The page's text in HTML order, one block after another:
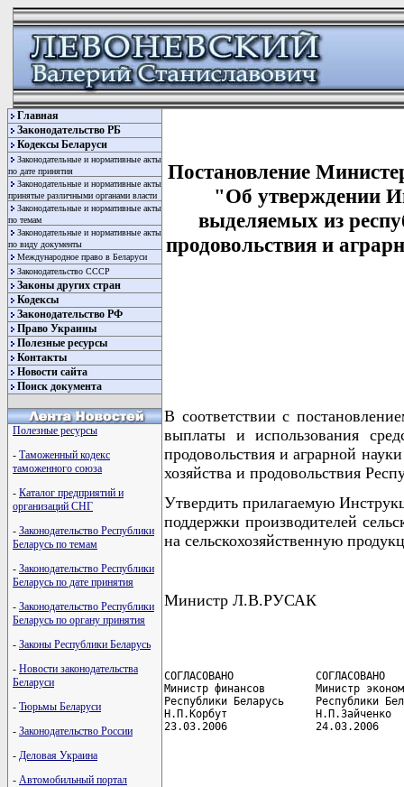
Главная
Законодательство РБ
Кодексы Беларуси
Законодательные и нормативные акты
по дате принятия
Законодательные и нормативные акты
принятые различными органами власти
Законодательные и нормативные акты
по темам
Законодательные и нормативные акты
по виду документы
Международное право в Беларуси
Законодательство СССР
Законы других стран
Кодексы
Законодательство РФ
Право Украины
Полезные ресурсы
Контакты
Новости сайта
Поиск документа
Полезные ресурсы
- Таможенный кодекс
таможенного союза
- Каталог предприятий и
организаций СНГ
- Законодательство Республики
Беларусь по темам
- Законодательство Республики
Беларусь по дате принятия
- Законодательство Республики
Беларусь по органу принятия
- Законы Республики Беларусь
- Новости законодательства
Беларуси
- Тюрьмы Беларуси
- Законодательство России
- Деловая Украина
- Автомобильный портал
Постановление
"Об утверждении
выделяемых из
продовольствия и
В соответствии с
выплаты и использования
продовольствия и аграрной
хозяйства и продовольствия
Утвердить прилагаемую
поддержки производителей
на сельскохозяйственную
Министр Л.В.РУСАК
СОГЛАСОВАНО             СОГЛАСОВАНО
Министр финансов        Министр
Республики Беларусь     Республики
Н.П.Корбут              Н.П.Зайченко
23.03.2006              24.03.2006